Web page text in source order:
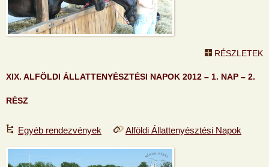
RÉSZLETEK
XIX. ALFÖLDI ÁLLATTENYÉSZTÉSI NAPOK 2012 – 1. NAP – 2.
RÉSZ
Egyéb rendezvények Alföldi Állattenyésztési Napok